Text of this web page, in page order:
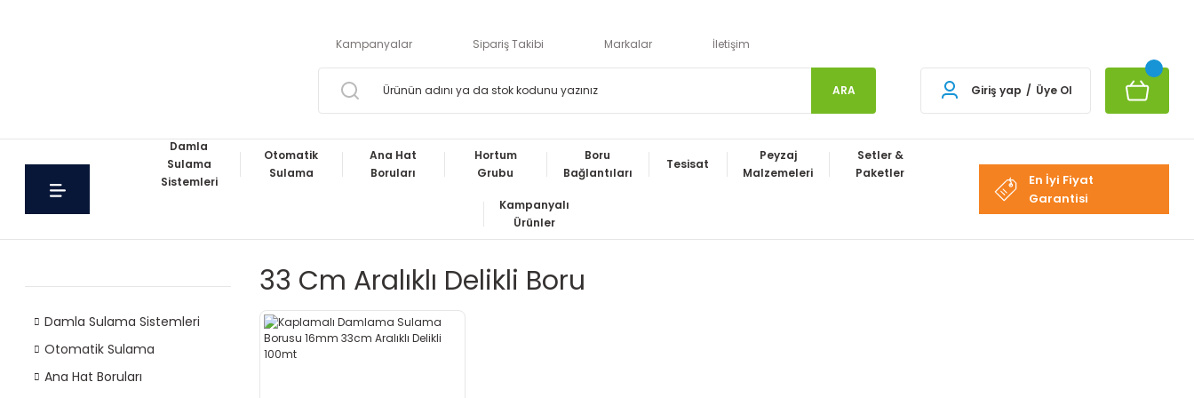
Kampanyalar Sipariş Takibi Markalar İletişim
ARA Giriş yap / Üye Ol
Damla
Sulama
Sistemleri
Otomatik
Sulama
Ana Hat
Boruları
Hortum
Grubu
Boru
Bağlantıları
Tesisat
Peyzaj
Malzemeleri
Setler &
Paketler
Kampanyalı
Ürünler
En İyi Fiyat
Garantisi
Damla Sulama Sistemleri
Otomatik Sulama
Ana Hat Boruları
33 Cm Aralıklı Delikli Boru